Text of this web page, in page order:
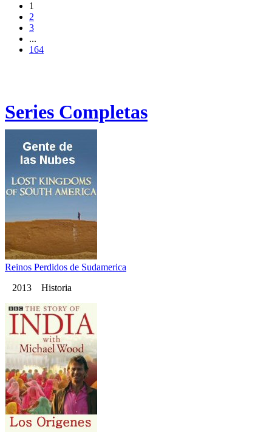
1
2
3
...
164
Series Completas
Reinos Perdidos de Sudamerica
2013 Historia